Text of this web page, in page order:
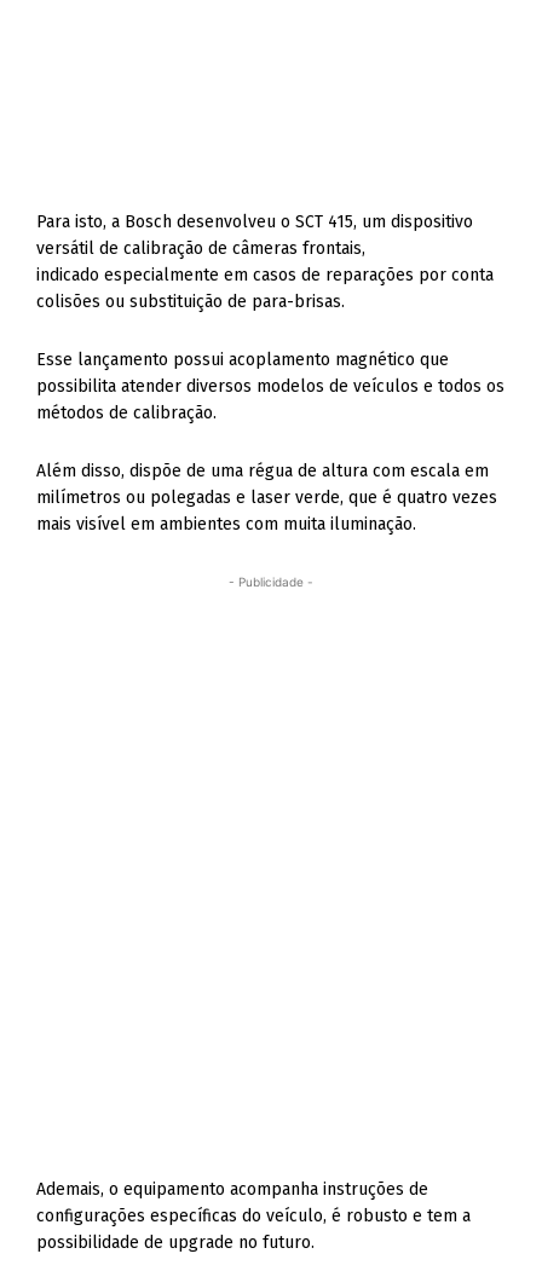
Para isto, a Bosch desenvolveu o SCT 415, um dispositivo
versátil de calibração de câmeras frontais,
indicado especialmente em casos de reparações por conta
colisões ou substituição de para-brisas.
Esse lançamento possui acoplamento magnético que
possibilita atender diversos modelos de veículos e todos os
métodos de calibração.
Além disso, dispõe de uma régua de altura com escala em
milímetros ou polegadas e laser verde, que é quatro vezes
mais visível em ambientes com muita iluminação.
- Publicidade -
Ademais, o equipamento acompanha instruções de
configurações específicas do veículo, é robusto e tem a
possibilidade de upgrade no futuro.